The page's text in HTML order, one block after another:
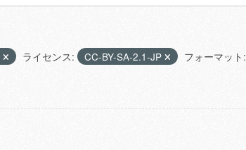
ライセンス: CC-BY-SA-2.1-JP
フォーマット: